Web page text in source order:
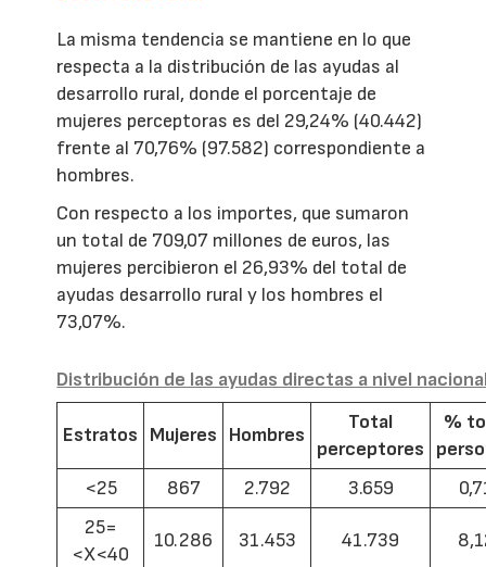
La misma tendencia se mantiene en lo que
respecta a la distribución de las ayudas al
desarrollo rural, donde el porcentaje de
mujeres perceptoras es del 29,24% (40.442)
frente al 70,76% (97.582) correspondiente a
hombres.
Con respecto a los importes, que sumaron
un total de 709,07 millones de euros, las
mujeres percibieron el 26,93% del total de
ayudas desarrollo rural y los hombres el
73,07%.
Distribución de las ayudas directas a nivel
Estratos Mujeres Hombres
Total
perceptores
%
<25
867 2.792 3.659
25=
<X<40
10.286 31.453 41.739